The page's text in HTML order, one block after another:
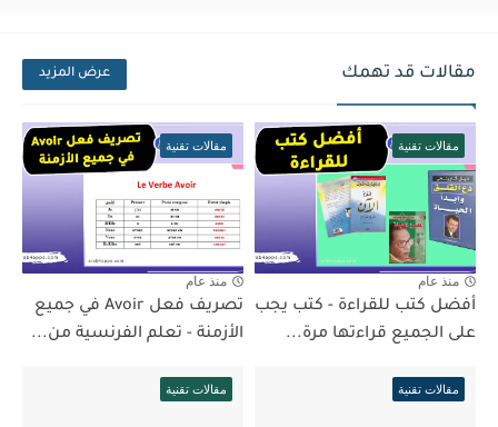
مقالات قد تهمك عرض المزيد
مقالات تقنية
منذ عام
أفضل كتب للقراءة - كتب يجب
على الجميع قراءتها مرة...
مقالات تقنية
منذ عام
تصريف فعل Avoir في جميع
الأزمنة - تعلم الفرنسية من...
مقالات تقنية مقالات تقنية